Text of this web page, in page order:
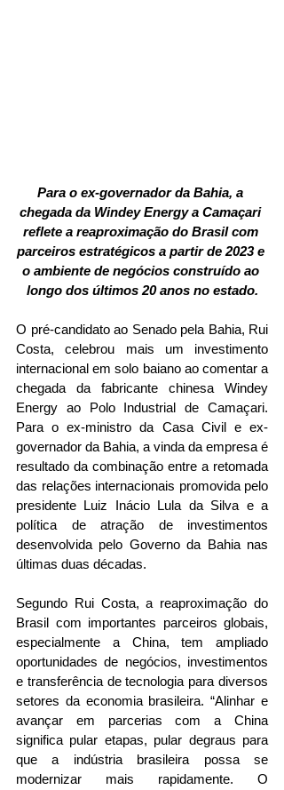
Para o ex-governador da Bahia, a
chegada da Windey Energy a Camaçari
reflete a reaproximação do Brasil com
parceiros estratégicos a partir de 2023 e
o ambiente de negócios construído ao
longo dos últimos 20 anos no estado.
O pré-candidato ao Senado pela Bahia, Rui
Costa, celebrou mais um investimento
internacional em solo baiano ao comentar a
chegada da fabricante chinesa Windey
Energy ao Polo Industrial de Camaçari.
Para o ex-ministro da Casa Civil e ex-
governador da Bahia, a vinda da empresa é
resultado da combinação entre a retomada
das relações internacionais promovida pelo
presidente Luiz Inácio Lula da Silva e a
política de atração de investimentos
desenvolvida pelo Governo da Bahia nas
últimas duas décadas.
Segundo Rui Costa, a reaproximação do
Brasil com importantes parceiros globais,
especialmente a China, tem ampliado
oportunidades de negócios, investimentos
e transferência de tecnologia para diversos
setores da economia brasileira. “Alinhar e
avançar em parcerias com a China
significa pular etapas, pular degraus para
que a indústria brasileira possa se
modernizar mais rapidamente. O